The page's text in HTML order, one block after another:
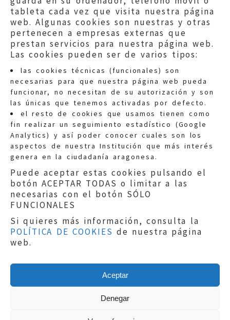
tableta cada vez que visita nuestra página
web. Algunas cookies son nuestras y otras
pertenecen a empresas externas que
prestan servicios para nuestra página web.
Las cookies pueden ser de varios tipos:
las cookies técnicas (funcionales) son
necesarias para que nuestra página web pueda
funcionar, no necesitan de su autorización y son
las únicas que tenemos activadas por defecto.
el resto de cookies que usamos tienen como
fin realizar un seguimiento estadístico (Google
Analytics) y así poder conocer cuales son los
aspectos de nuestra Institución que más interés
genera en la ciudadanía aragonesa.
Puede aceptar estas cookies pulsando el
botón ACEPTAR TODAS o limitar a las
necesarias con el botón SÓLO
FUNCIONALES
Si quieres más información, consulta la
POLÍTICA DE COOKIES de nuestra página
web.
Aceptar
Denegar
Quejas:quejas@eljusticiadearagon.es
Información general:
informacion@eljusticiadearagon.es
Teléfonos:900 210 210/
Aviso legal|Política de privacidad|
Protección de Datos
Política de cookies
Copyright © 2019El Justicia de Aragón|
Sephor Consulting